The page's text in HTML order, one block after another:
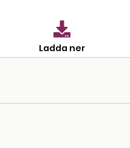
Ladda ner